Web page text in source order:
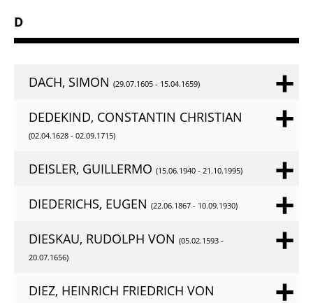
D
DACH, SIMON (29.07.1605 - 15.04.1659)
DEDEKIND, CONSTANTIN CHRISTIAN
(02.04.1628 - 02.09.1715)
DEISLER, GUILLERMO (15.06.1940 - 21.10.1995)
DIEDERICHS, EUGEN (22.06.1867 - 10.09.1930)
DIESKAU, RUDOLPH VON (05.02.1593 -
20.07.1656)
DIEZ, HEINRICH FRIEDRICH VON